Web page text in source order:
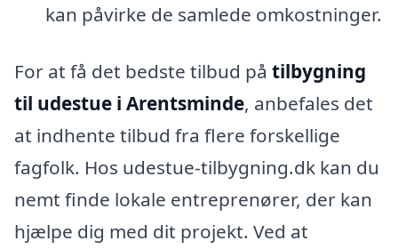
kan påvirke de samlede omkostninger.
For at få det bedste tilbud på tilbygning
til udestue i Arentsminde, anbefales det
at indhente tilbud fra flere forskellige
fagfolk. Hos udestue-tilbygning.dk kan du
nemt finde lokale entreprenører, der kan
hjælpe dig med dit projekt. Ved at